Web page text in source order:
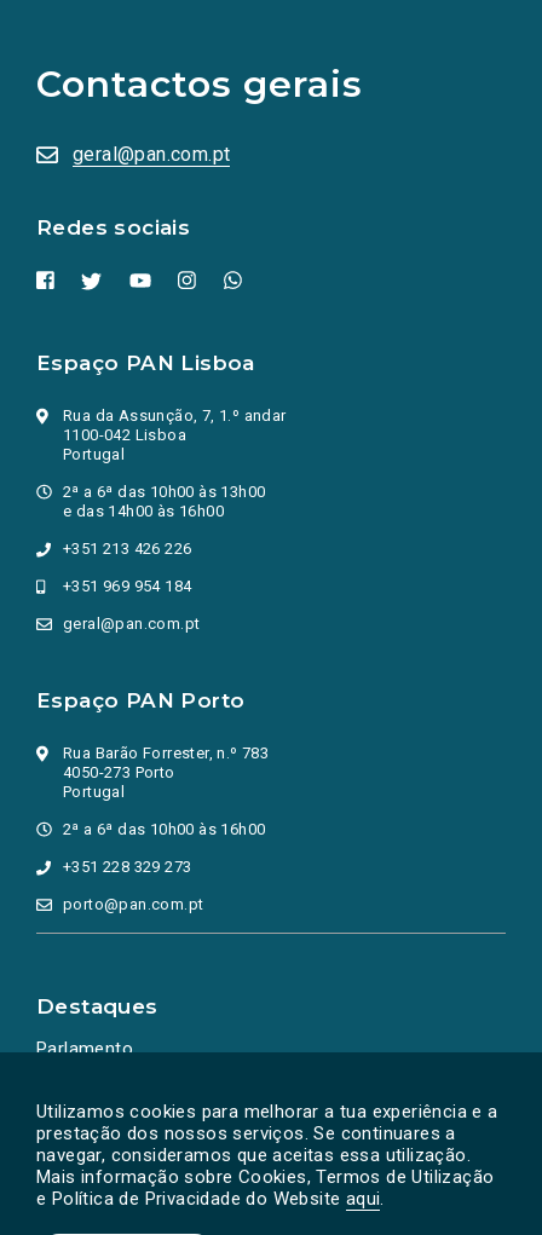
Utilizamos cookies para melhorar a tua experiência e a
prestação dos nossos serviços. Se continuares a
navegar, consideramos que aceitas essa utilização.
Mais informação sobre Cookies, Termos de Utilização
e Política de Privacidade do Website aqui.
Contactos gerais
geral@pan.com.pt
Redes sociais
redes
sociais
numa
nova
Espaço PAN Lisboa
Rua da Assunção, 7, 1.º andar
1100-042 Lisboa
Portugal
2ª a 6ª das 10h00 às 13h00
e das 14h00 às 16h00
+351 213 426 226
+351 969 954 184
geral@pan.com.pt
Espaço PAN Porto
Rua Barão Forrester, n.º 783
4050-273 Porto
Portugal
2ª a 6ª das 10h00 às 16h00
+351 228 329 273
porto@pan.com.pt
Destaques
Parlamento